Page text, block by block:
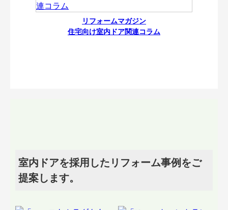
リフォームマガジン
住宅向け室内ドア関連コラム
室内ドアを採用したリフォーム事例をご
提案します。